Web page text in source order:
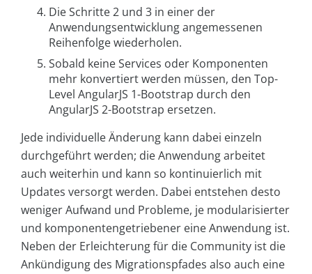
Die Schritte 2 und 3 in einer der
Anwendungsentwicklung angemessenen
Reihenfolge wiederholen.
Sobald keine Services oder Komponenten
mehr konvertiert werden müssen, den Top-
Level AngularJS 1-Bootstrap durch den
AngularJS 2-Bootstrap ersetzen.
Jede individuelle Änderung kann dabei einzeln
durchgeführt werden; die Anwendung arbeitet
auch weiterhin und kann so kontinuierlich mit
Updates versorgt werden. Dabei entstehen desto
weniger Aufwand und Probleme, je modularisierter
und komponentengetriebener eine Anwendung ist.
Neben der Erleichterung für die Community ist die
Ankündigung des Migrationspfades also auch eine